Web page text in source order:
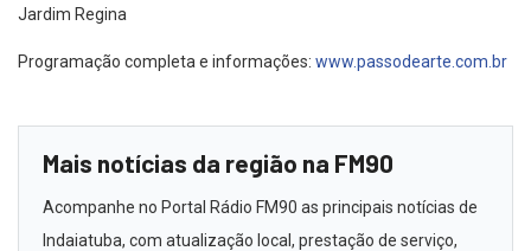
Jardim Regina
Programação completa e informações: www.passodearte.com.br
Mais notícias da região na FM90
Acompanhe no Portal Rádio FM90 as principais notícias de
Indaiatuba, com atualização local, prestação de serviço,